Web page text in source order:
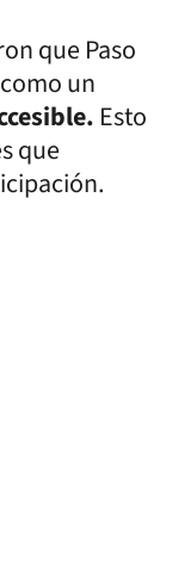
que Paso
un
Esto
que